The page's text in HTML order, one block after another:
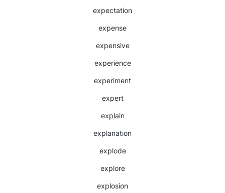
expectation
expense
expensive
experience
experiment
expert
explain
explanation
explode
explore
explosion